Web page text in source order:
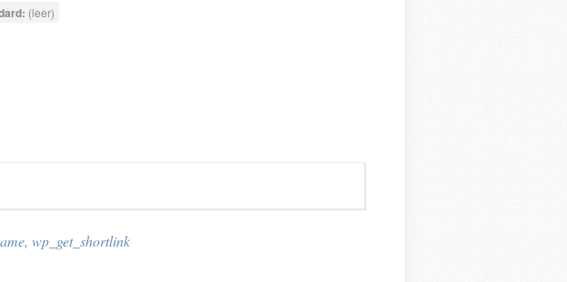
(leer)
, wp_get_shortlink